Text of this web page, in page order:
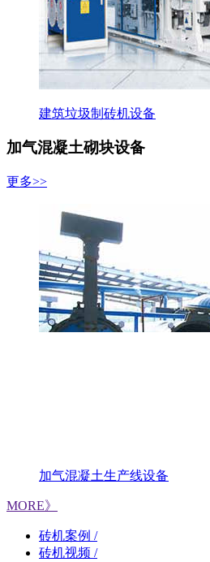
建筑垃圾制砖机设备
加气混凝土砌块设备
更多>>
加气混凝土生产线设备
MORE》
砖机案例 /
砖机视频 /